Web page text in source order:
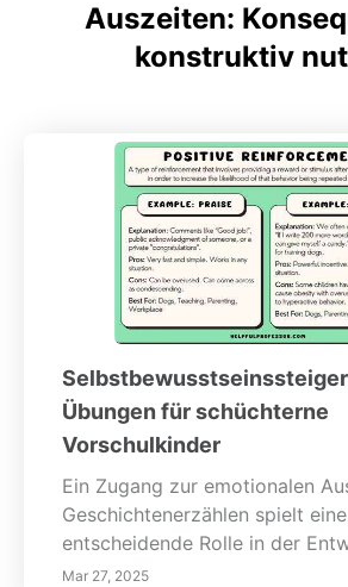
Auszeiten:
konstruktiv
Übungen für schüchterne
Vorschulkinder
Ein Zugang zur emotionalen
Geschichtenerzählen spielt eine
entscheidende Rolle in der
sozialer Fähigkeiten bei kleinen
Mar 27, 2025